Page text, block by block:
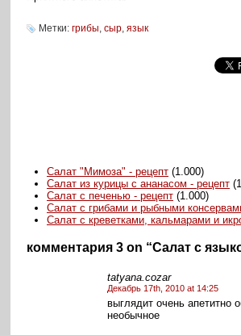
Метки: грибы, сыр, язык
Салат "Мимоза" - рецепт (1.000)
Салат из курицы с ананасом - рецепт
Салат с печенью - рецепт (1.000)
Салат с грибами и рыбными
Салат с креветками, кальмарами и
комментария 3 on “Салат с
tatyana.cozar
Декабрь 17th, 2010 at 14:25
выглядит очень апетитно
необычное